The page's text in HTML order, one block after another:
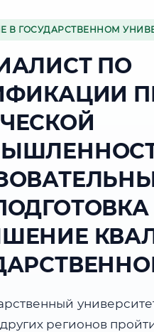
В ГОСУДАРСТВЕННОМ
ПО
регионов